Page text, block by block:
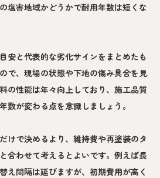
塩害地域かどうかで耐用年数は短くな
安と代表的な劣化サインをまとめたも
で、現場の状態や下地の傷み具合を見
の性能は年々向上しており、施工品質
数が変わる点を意識しましょう。
けで決めるより、維持費や再塗装のタ
合わせて考えるとよいです。例えば長
え間隔は延びますが、初期費用が高く